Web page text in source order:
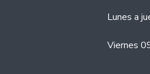
Lunes a
Viernes